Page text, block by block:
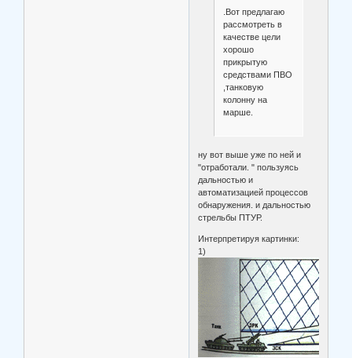
.Вот предлагаю
рассмотреть в
качестве цели
хорошо
прикрытую
средствами ПВО
,танковую
колонну на
марше.
ну вот выше уже по ней и
"отработали. " пользуясь
дальностью и
автоматизацией процессов
обнаружения. и дальностью
стрельбы ПТУР.
Интерпретируя картинки:
1)